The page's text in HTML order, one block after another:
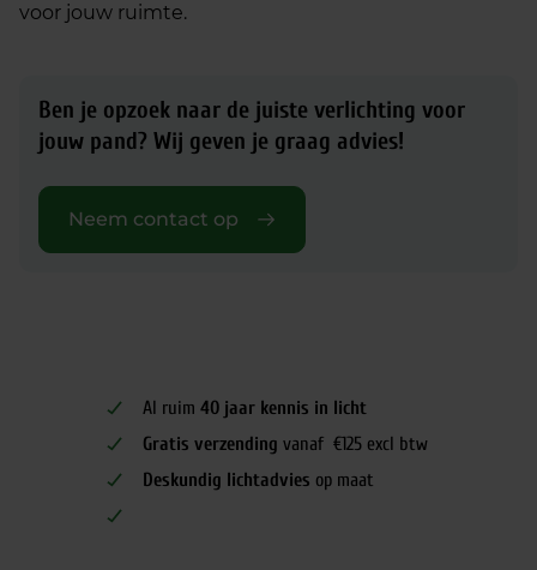
voor jouw ruimte.
Ben je opzoek naar de juiste verlichting voor
jouw pand? Wij geven je graag advies!
Neem contact op
Al ruim 40 jaar kennis in licht
Gratis verzending vanaf €125 excl btw
Deskundig lichtadvies op maat